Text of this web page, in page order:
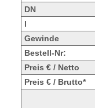
DN
l
Gewinde
Bestell-Nr:
Preis € / Netto
Preis € / Brutto*